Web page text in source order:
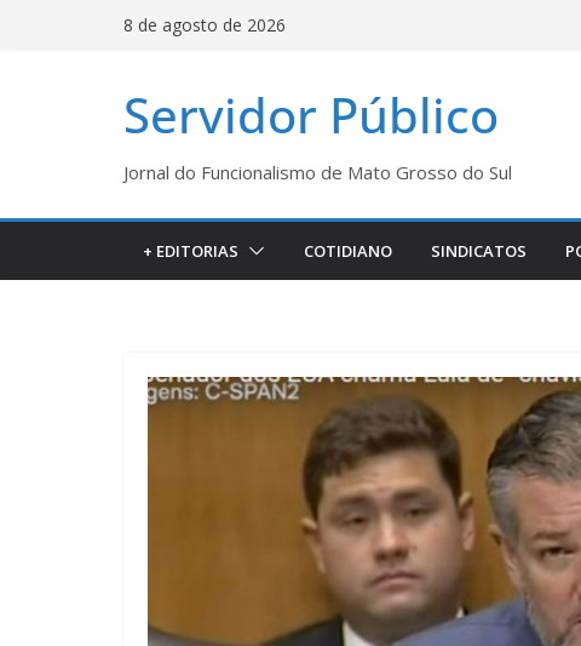
8 de agosto de 2026
Servidor Público
Jornal do Funcionalismo de Mato Grosso do Sul
+ EDITORIAS COTIDIANO SINDICATOS